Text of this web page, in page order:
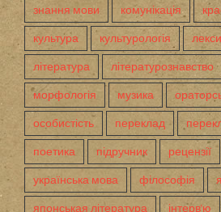
знання мови комунікація
культура культурологія
література літературознавство
морфологія музика
особистість переклад
поетика підручник рецензії
українська мова філософія
японськая література інтерв'ю